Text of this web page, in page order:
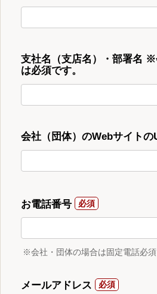
支社名（支店名）・部署名
は必須です。
会社（団体）のWebサイトの
お電話番号
※会社・団体の場合は固定電話必須
メールアドレス